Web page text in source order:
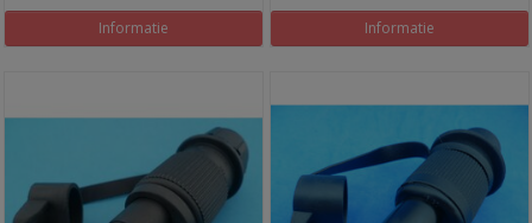
Informatie Informatie